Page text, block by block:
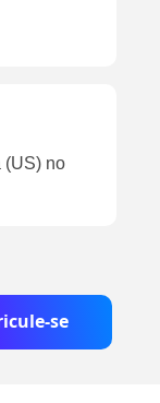
(US) no
se